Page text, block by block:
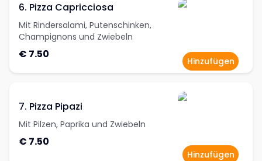
6. Pizza Capricciosa
Mit Rindersalami, Putenschinken,
Champignons und Zwiebeln
€ 7.50
Hinzufügen
7. Pizza Pipazi
Mit Pilzen, Paprika und Zwiebeln
€ 7.50
Hinzufügen